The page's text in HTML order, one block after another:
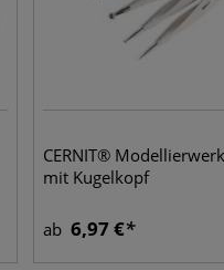
CERNIT®
mit Kugelkopf
ab 6,97 €